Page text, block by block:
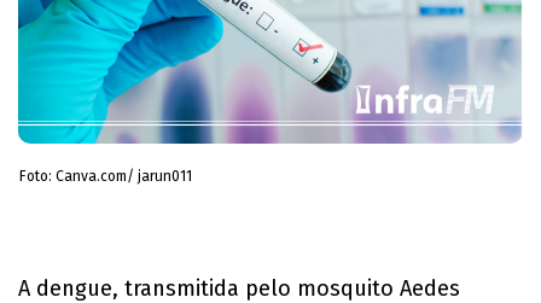
Foto: Canva.com/ jarun011
A dengue, transmitida pelo mosquito Aedes